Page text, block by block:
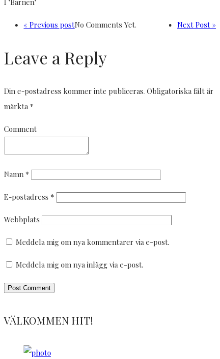
« Previous post Next Post »
No Comments Yet.
Leave a Reply
Din e-postadress kommer inte publiceras. Obligatoriska fält är
märkta *
Comment
Namn *
E-postadress *
Webbplats
Meddela mig om nya kommentarer via e-post.
Meddela mig om nya inlägg via e-post.
VÄLKOMMEN HIT!